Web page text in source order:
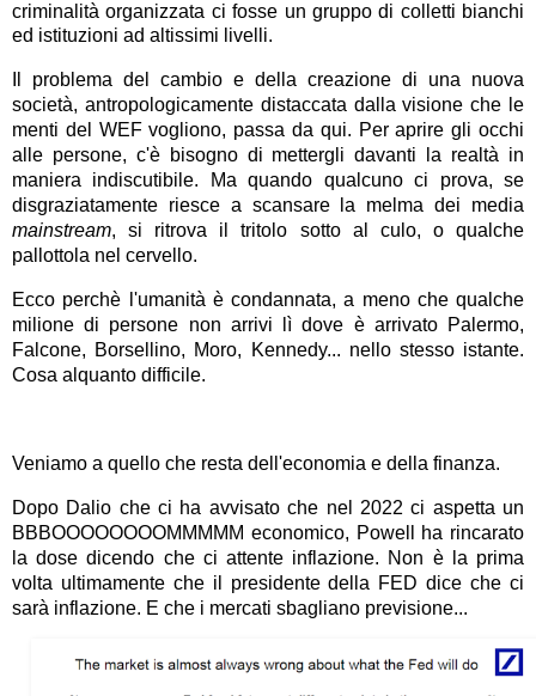
criminalità organizzata ci fosse un gruppo di colletti bianchi
ed istituzioni ad altissimi livelli.
Il problema del cambio e della creazione di una nuova
società, antropologicamente distaccata dalla visione che le
menti del WEF vogliono, passa da qui. Per aprire gli occhi
alle persone, c'è bisogno di mettergli davanti la realtà in
maniera indiscutibile. Ma quando qualcuno ci prova, se
disgraziatamente riesce a scansare la melma dei media
mainstream, si ritrova il tritolo sotto al culo, o qualche
pallottola nel cervello.
Ecco perchè l'umanità è condannata, a meno che qualche
milione di persone non arrivi lì dove è arrivato Palermo,
Falcone, Borsellino, Moro, Kennedy... nello stesso istante.
Cosa alquanto difficile.
Veniamo a quello che resta dell'economia e della finanza.
Dopo Dalio che ci ha avvisato che nel 2022 ci aspetta un
BBBOOOOOOOOMMMMM economico, Powell ha rincarato
la dose dicendo che ci attente inflazione. Non è la prima
volta ultimamente che il presidente della FED dice che ci
sarà inflazione. E che i mercati sbagliano previsione...